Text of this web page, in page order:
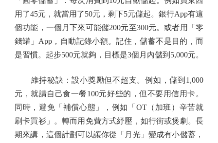
用了45元，就當用了50元，剩下5元儲起。銀行App有這
個功能，一個月下來可能儲200元至300元。或者用「零
錢罐」App，自動記錄小額。記住，儲蓄不是目的，而
是習慣。起步500元就夠，目標是3個月內儲到5,000元。
維持秘訣：設小獎勵但不超支。例如，儲到1,000
元，就請自己食一餐100元好些的，但不要用信用卡。
同時，避免「補償心態」，例如「OT（加班）辛苦就
刷卡買衫」。轉而用免費方式紓壓，如行街或煲劇。長
期來講，這個計劃可以讓你從「月光」變成有小儲蓄，